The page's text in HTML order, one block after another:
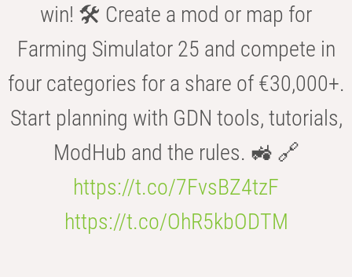
win! 🛠️ Create a mod or map for
Farming Simulator 25 and compete in
four categories for a share of €30,000+.
Start planning with GDN tools, tutorials,
ModHub and the rules. 🚜 🔗
https://t.co/7FvsBZ4tzF
https://t.co/OhR5kbODTM